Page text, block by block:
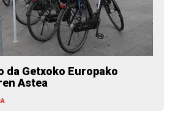
da Getxoko Europako
Astea